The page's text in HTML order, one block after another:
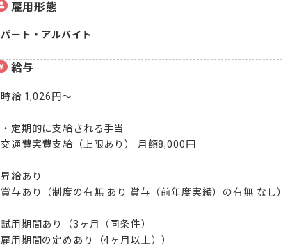
雇用形態
パート・アルバイト
給与
時給 1,026円～
・定期的に支給される手当
交通費実費支給（上限あり） 月額8,000円
昇給あり
賞与あり（制度の有無 あり 賞与（前年度実績）の有無 なし）
試用期間あり（3ヶ月（同条件）
雇用期間の定めあり（4ヶ月以上））